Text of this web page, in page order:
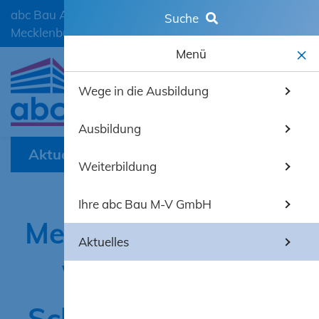
abc Bau Ausbildungscentrum der Bauwirtschaft
Mecklenburg-Vorpommern GmbH
mobiles
Aktuelles
Meisterfeier 2026 in
Wismar: HWK
Suche
Menü
Wege in die Ausbildung
Ausbildung
Weiterbildung
Ihre abc Bau M-V GmbH
Aktuelles